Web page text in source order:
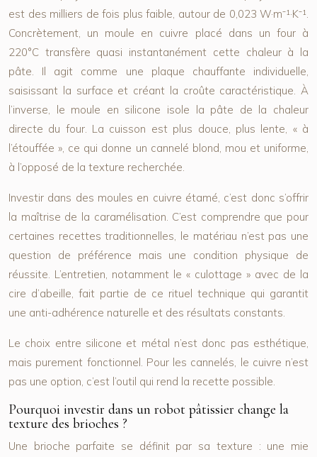
est des milliers de fois plus faible, autour de 0,023 W·m⁻¹·K⁻¹.
Concrètement, un moule en cuivre placé dans un four à
220°C transfère quasi instantanément cette chaleur à la
pâte. Il agit comme une plaque chauffante individuelle,
saisissant la surface et créant la croûte caractéristique. À
l’inverse, le moule en silicone isole la pâte de la chaleur
directe du four. La cuisson est plus douce, plus lente, « à
l’étouffée », ce qui donne un cannelé blond, mou et uniforme,
à l’opposé de la texture recherchée.
Investir dans des moules en cuivre étamé, c’est donc s’offrir
la maîtrise de la caramélisation. C’est comprendre que pour
certaines recettes traditionnelles, le matériau n’est pas une
question de préférence mais une condition physique de
réussite. L’entretien, notamment le « culottage » avec de la
cire d’abeille, fait partie de ce rituel technique qui garantit
une anti-adhérence naturelle et des résultats constants.
Le choix entre silicone et métal n’est donc pas esthétique,
mais purement fonctionnel. Pour les cannelés, le cuivre n’est
pas une option, c’est l’outil qui rend la recette possible.
Pourquoi investir dans un robot pâtissier change la
texture des brioches ?
Une brioche parfaite se définit par sa texture : une mie